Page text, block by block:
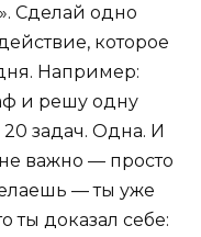
Сделай одно
которое
Например:
и решу одну
20 задач. Одна. И
не важно — просто
— ты уже
ты доказал себе: